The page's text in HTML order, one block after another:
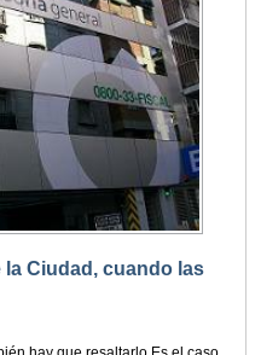
Ciudad, cuando las